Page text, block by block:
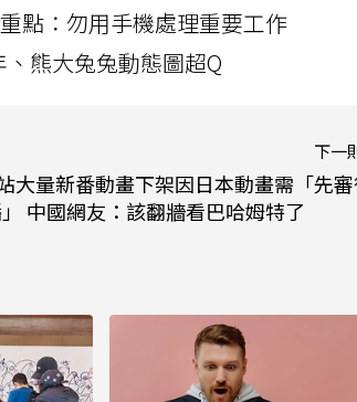
點：勿用手機處理重要工作
熊大兔兔動態圖超Q
下一
大量新番動畫下架因日本動畫需「先
中國網友：該翻牆看巴哈姆特了